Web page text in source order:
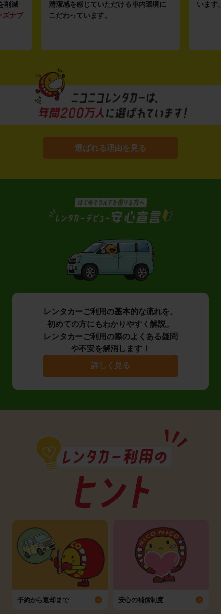
削減
ズナブ
清潔感を感じていただける車内環境に
こだわっています。
います
選ばれる理由を見る
レンタカーご利用の基本的な流れを、
初めての方にもわかりやすく解説。
レンタカーご利用の際のよくある疑問
や不安を解消します！
詳しく見る
予約から返却まで 安心の補償制度